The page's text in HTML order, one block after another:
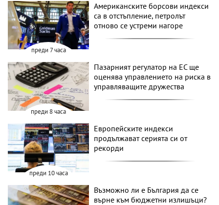
преди 7 часа
Американските борсови индекси
са в отстъпление, петролът
отново се устреми нагоре
преди 8 часа
Пазарният регулатор на ЕС ще
оценява управлението на риска в
управляващите дружества
преди 10 часа
Европейските индекси
продължават серията си от
рекорди
Възможно ли е България да се
върне към бюджетни излишъци?